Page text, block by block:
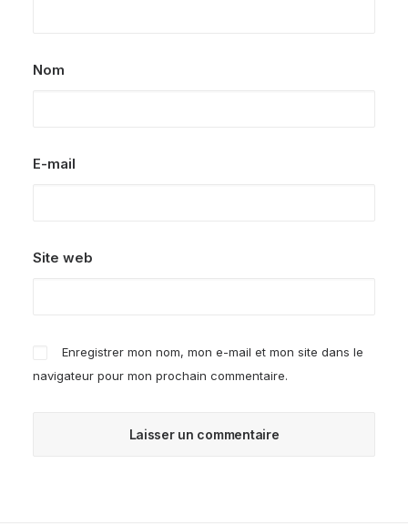
Nom
E-mail
Site web
Enregistrer mon nom, mon e-mail et mon site dans le
navigateur pour mon prochain commentaire.